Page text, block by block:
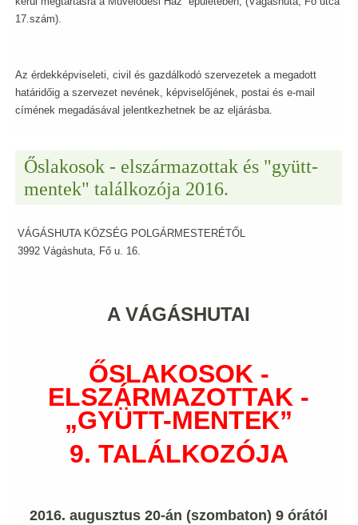
17.szám).
Az érdekképviseleti, civil és gazdálkodó szervezetek a megadott
határidőig a szervezet nevének, képviselőjének, postai és e-mail
címének megadásával jelentkezhetnek be az eljárásba.
Őslakosok - elszármazottak és "gyütt-
mentek" találkozója 2016.
VÁGÁSHUTA KÖZSÉG POLGÁRMESTERÉTŐL
3992 Vágáshuta, Fő u. 16.
A VÁGÁSHUTAI
ŐSLAKOSOK -
ELSZÁRMAZOTTAK -
„GYÜTT-MENTEK”
9. TALÁLKOZÓJA
2016. augusztus 20-án (szombaton) 9 órától